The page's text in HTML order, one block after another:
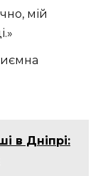
мій
в Дніпрі: